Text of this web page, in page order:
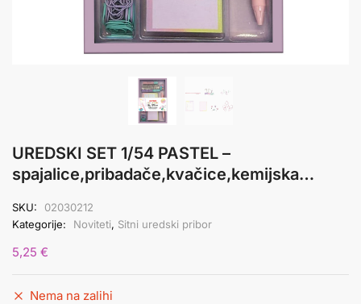
UREDSKI SET 1/54 PASTEL –
spajalice,pribadače,kvačice,kemijska…
SKU:
02030212
Kategorije:
Noviteti, Sitni uredski pribor
5,25 €
Nema na zalihi